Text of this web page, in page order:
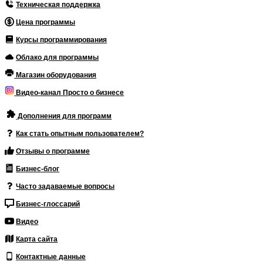
Техническая поддержка
Цена программы
Курсы программирования
Облако для программы
Магазин оборудования
Видео-канал Просто о бизнесе
Дополнения для программ
Как стать опытным пользователем?
Отзывы о программе
Бизнес-блог
Часто задаваемые вопросы
Бизнес-глоссарий
Видео
Карта сайта
Контактные данные